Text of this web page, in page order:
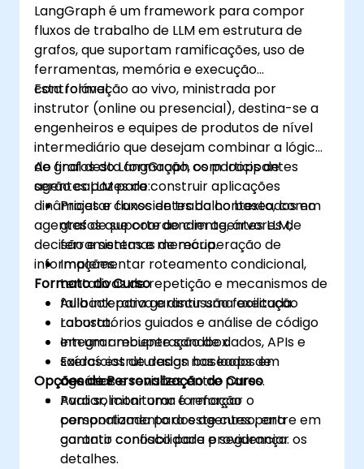
LangGraph é um framework para compor
fluxos de trabalho de LLM em estrutura de
grafos, que suportam ramificações, uso de
ferramentas, memória e execução
controlável.
Esta formação ao vivo, ministrada por
instrutor (online ou presencial), destina-se a
engenheiros e equipes de produtos de nível
intermediário que desejam combinar a lógica
de grafos do LangGraph com loops de
agentes LLM para construir aplicações
dinâmicas e conscientes do contexto, como
agentes de suporte ao cliente, árvores de
decisão e sistemas de recuperação de
informações.
Ao final desta formação, os participantes
serão capazes de:
Projetar fluxos de trabalho baseados em
grafos que coordenam agentes LLM,
ferramentas e memória.
Implementar roteamento condicional,
tentativas de repetição e mecanismos de
fallback para garantir uma execução
robusta.
Integrar recuperação de dados, APIs e
saídas estruturadas nos loops de
agentes.
Avaliar, monitorar e reforçar o
comportamento dos agentes para
garantir confiabilidade e segurança.
Formato do Curso
Aula interativa e discussão facilitada.
Laboratórios guiados e análise de código
em um ambiente sandbox.
Exercícios de design baseados em
cenários e revisões entre pares.
Opções de Personalização do Curso
Para solicitar uma formação
personalizada para este curso, entre em
contato conosco para providenciar os
detalhes.